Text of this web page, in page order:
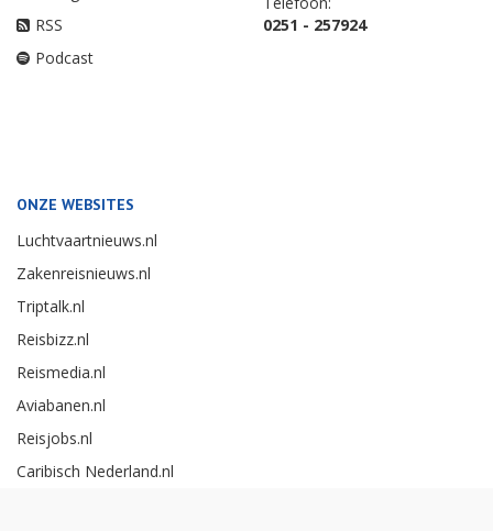
RSS
Podcast
0251 - 257924
ONZE WEBSITES
Luchtvaartnieuws.nl
Zakenreisnieuws.nl
Triptalk.nl
Reisbizz.nl
Reismedia.nl
Aviabanen.nl
Reisjobs.nl
Caribisch Nederland.nl